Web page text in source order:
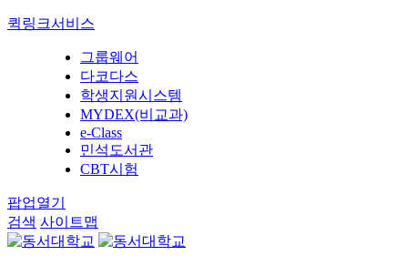
퀵링크서비스
그룹웨어
다코다스
학생지원시스템
MYDEX(비교과)
e-Class
민석도서관
CBT시험
팝업열기
검색 사이트맵